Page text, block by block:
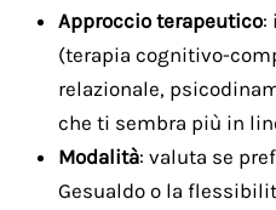
Approccio terapeutico:
(terapia cognitivo-
relazionale,
che ti sembra più in
Modalità: valuta se
Gesualdo o la